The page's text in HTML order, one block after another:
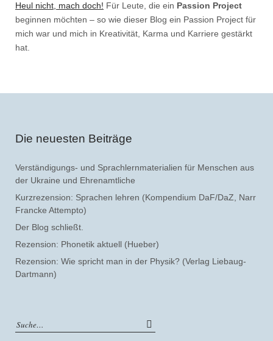
Heul nicht, mach doch! Für Leute, die ein Passion Project
beginnen möchten – so wie dieser Blog ein Passion Project für
mich war und mich in Kreativität, Karma und Karriere gestärkt
hat.
Die neuesten Beiträge
Verständigungs- und Sprachlernmaterialien für Menschen aus
der Ukraine und Ehrenamtliche
Kurzrezension: Sprachen lehren (Kompendium DaF/DaZ, Narr
Francke Attempto)
Der Blog schließt.
Rezension: Phonetik aktuell (Hueber)
Rezension: Wie spricht man in der Physik? (Verlag Liebaug-
Dartmann)